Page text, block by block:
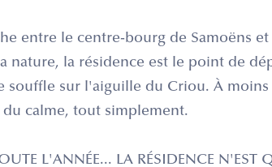
entre le centre-bourg de Samoëns
nature, la résidence est le point de
souffle sur l'aiguille du Criou. À moins
calme, tout simplement.
L'ANNÉE... LA RÉSIDENCE N'EST